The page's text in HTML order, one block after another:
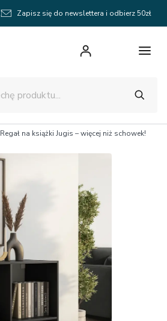
Zapisz się do newslettera i odbierz 50zł
Regał na książki Jugis – więcej niż schowek!